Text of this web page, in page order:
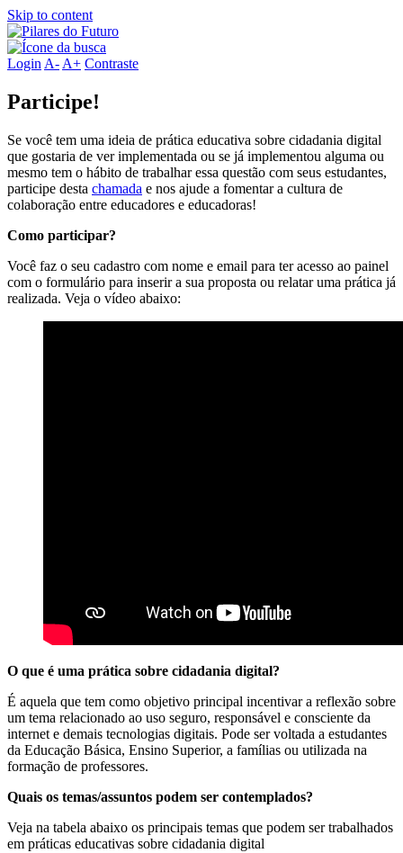
Skip to content
Login A- A+ Contraste
Participe!
Se você tem uma ideia de prática educativa sobre cidadania digital
que gostaria de ver implementada ou se já implementou alguma ou
mesmo tem o hábito de trabalhar essa questão com seus estudantes,
participe desta chamada e nos ajude a fomentar a cultura de
colaboração entre educadores e educadoras!
Como participar?
Você faz o seu cadastro com nome e email para ter acesso ao painel
com o formulário para inserir a sua proposta ou relatar uma prática já
realizada. Veja o vídeo abaixo:
O que é uma prática sobre cidadania digital?
É aquela que tem como objetivo principal incentivar a reflexão sobre
um tema relacionado ao uso seguro, responsável e consciente da
internet e demais tecnologias digitais. Pode ser voltada a estudantes
da Educação Básica, Ensino Superior, a famílias ou utilizada na
formação de professores.
Quais os temas/assuntos podem ser contemplados?
Veja na tabela abaixo os principais temas que podem ser trabalhados
em práticas educativas sobre cidadania digital